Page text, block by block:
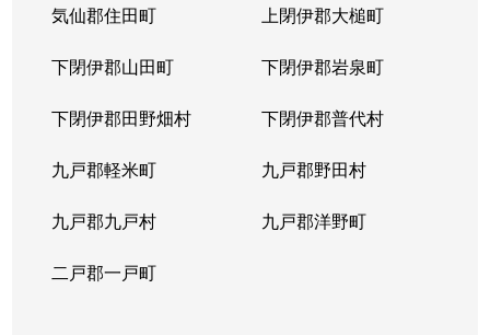
気仙郡住田町 上閉伊郡大槌町
下閉伊郡山田町 下閉伊郡岩泉町
下閉伊郡田野畑村 下閉伊郡普代村
九戸郡軽米町 九戸郡野田村
九戸郡九戸村 九戸郡洋野町
二戸郡一戸町